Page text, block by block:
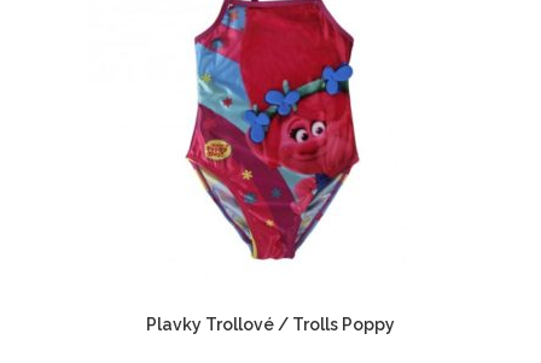
Plavky Trollové / Trolls Poppy